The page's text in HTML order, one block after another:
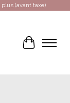
(avant taxe)
Cart